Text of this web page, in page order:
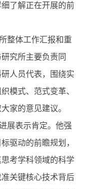
了解正在开展的前
整体工作汇报和重
究所主要负责同
人员代表，围绕实
模式、范式变革、
家的意见建议。
展表示肯定。他强
驱动的前瞻规划，
考学科领域的科学
关键核心技术背后